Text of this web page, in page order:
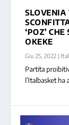
SLOVENIA
‘POZ’
OKEKE
Giu 25, 2022 |
Partita
l’Italbasket ha